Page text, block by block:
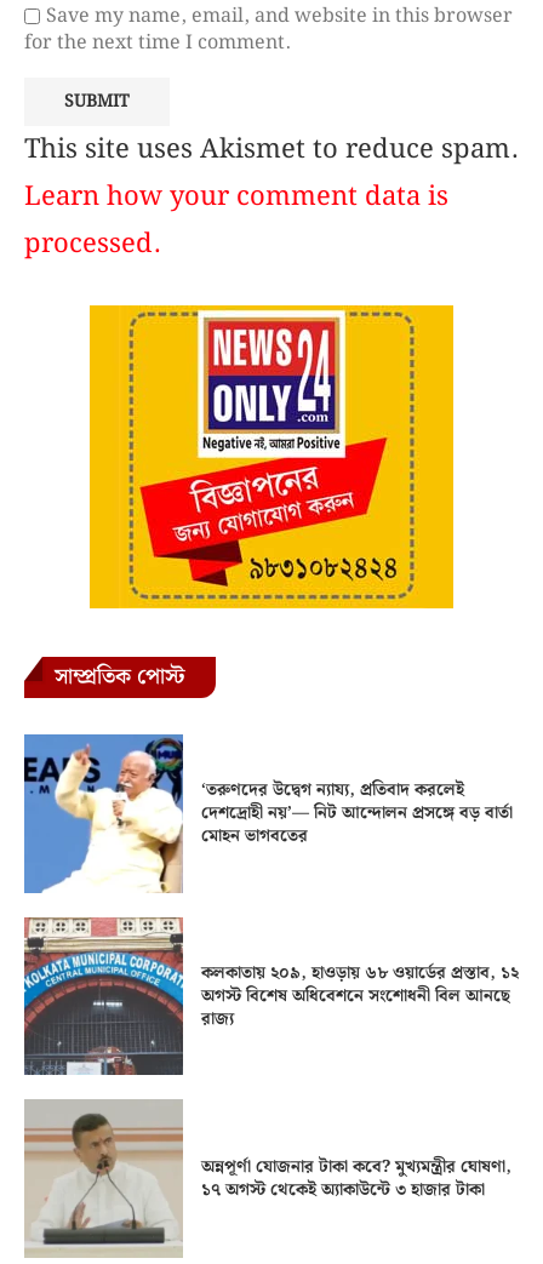
Save my name, email, and website in this browser
for the next time I comment.
This site uses Akismet to reduce spam.
Learn how your comment data is
processed.
সাম্প্রতিক পোস্ট
‘তরুণদের উদ্বেগ ন্যায্য, প্রতিবাদ করলেই
দেশদ্রোহী নয়’— নিট আন্দোলন প্রসঙ্গে বড় বার্তা
মোহন ভাগবতের
কলকাতায় ২০৯, হাওড়ায় ৬৮ ওয়ার্ডের প্রস্তাব, ১২
অগস্ট বিশেষ অধিবেশনে সংশোধনী বিল আনছে
রাজ্য
অন্নপূর্ণা যোজনার টাকা কবে? মুখ্যমন্ত্রীর ঘোষণা,
১৭ অগস্ট থেকেই অ্যাকাউন্টে ৩ হাজার টাকা